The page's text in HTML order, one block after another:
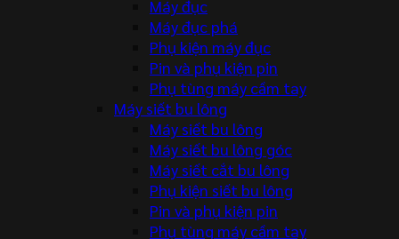
Máy đục
Máy đục phá
Phụ kiện máy đục
Pin và phụ kiện pin
Phụ tùng máy cầm tay
Máy siết bu lông
Máy siết bu lông
Máy siết bu lông góc
Máy siết cắt bu lông
Phụ kiện siết bu lông
Pin và phụ kiện pin
Phụ tùng máy cầm tay